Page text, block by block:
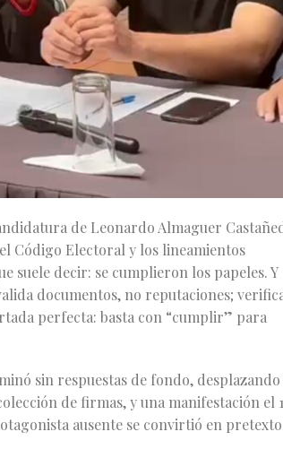
de Leonardo Almaguer
Código Electoral y los lineamientos
suele decir: se cumplieron los papeles. Y
documentos, no reputaciones;
perfecta: basta con “cumplir” para
sin respuestas de fondo, desplazando
de firmas, y una manifestación el
ausente se convirtió en pretexto